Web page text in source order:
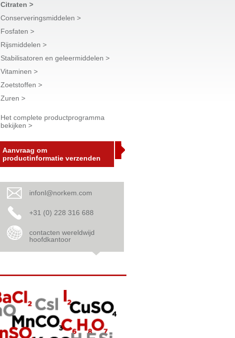
Citraten >
Conserveringsmiddelen >
Fosfaten >
Rijsmiddelen >
Stabilisatoren en geleermiddelen >
Vitaminen >
Zoetstoffen >
Zuren >
Het complete productprogramma
bekijken >
Aanvraag om
productinformatie verzenden
infonl@norkem.com
+31 (0) 228 316 688
contacten wereldwijd
hoofdkantoor